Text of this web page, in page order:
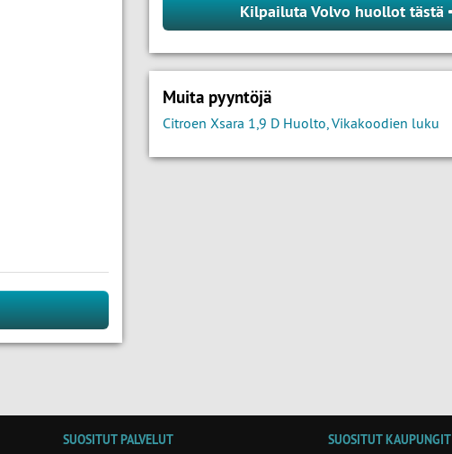
Kilpailuta Volvo huollot tästä
Muita pyyntöjä
Citroen Xsara 1,9 D Huolto, Vikakoodien luku
SUOSITUT PALVELUT
SUOSITUT KAUPUNGIT